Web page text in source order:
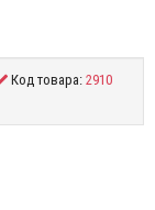
Код товара:2910